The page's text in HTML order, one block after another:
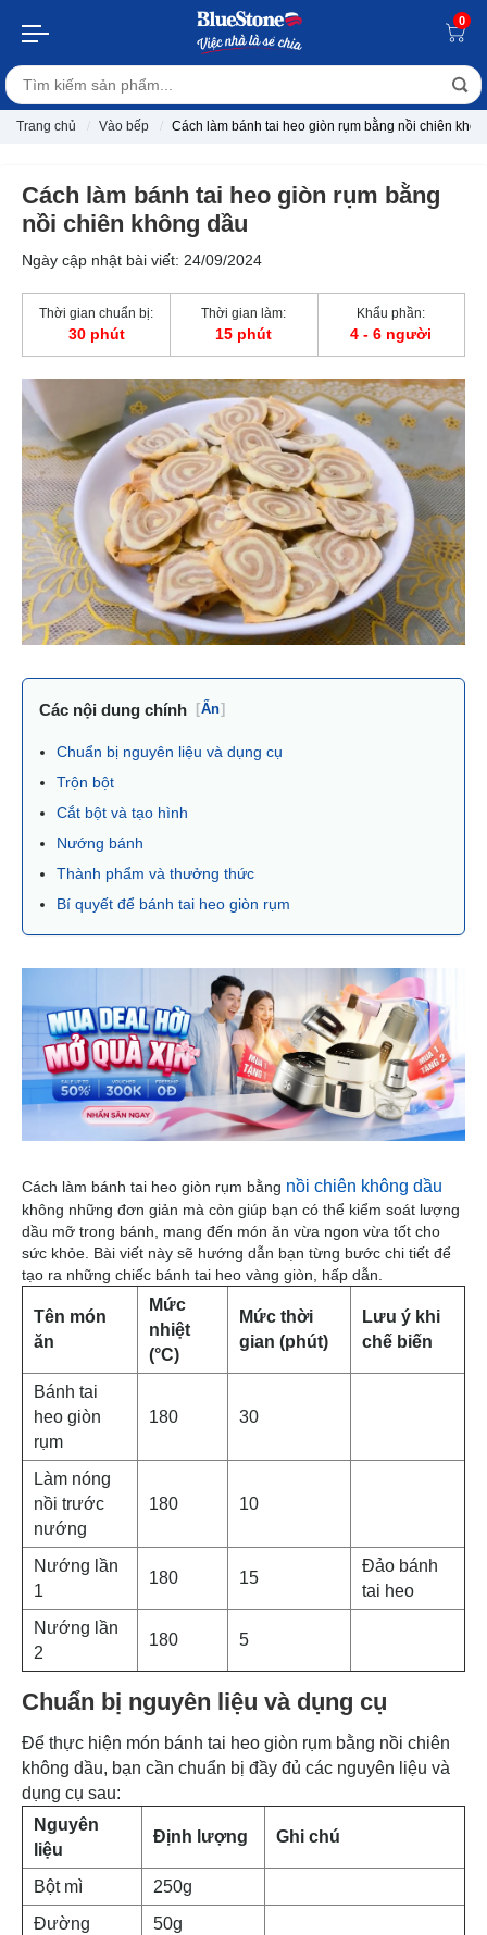
0
Trang chủ Vào bếp Cách làm bánh tai heo giòn rụm bằng nồi chiên
Cách làm bánh tai heo giòn rụm bằng
nồi chiên không dầu
Ngày cập nhật bài viết: 24/09/2024
Thời gian chuẩn bị:
30 phút
Thời gian làm:
15 phút
Khẩu phần:
4 - 6 người
Các nội dung chính [Ẩn]
Chuẩn bị nguyên liệu và dụng cụ
Trộn bột
Cắt bột và tạo hình
Nướng bánh
Thành phẩm và thưởng thức
Bí quyết để bánh tai heo giòn rụm
Cách làm bánh tai heo giòn rụm bằng nồi chiên không dầu
không những đơn giản mà còn giúp bạn có thể kiểm soát lượng
dầu mỡ trong bánh, mang đến món ăn vừa ngon vừa tốt cho
sức khỏe. Bài viết này sẽ hướng dẫn bạn từng bước chi tiết để
tạo ra những chiếc bánh tai heo vàng giòn, hấp dẫn.
Tên món
ăn
Mức
nhiệt
(°C)
Mức thời
gian (phút)
Lưu ý khi
chế biến
Bánh tai
heo giòn
rụm
180 30
Làm nóng
nồi trước
nướng
180 10
Nướng lần
1
180 15
Đảo bánh
tai heo
Nướng lần
2
180 5
Chuẩn bị nguyên liệu và dụng cụ
Để thực hiện món bánh tai heo giòn rụm bằng nồi chiên
không dầu, bạn cần chuẩn bị đầy đủ các nguyên liệu và
dụng cụ sau:
Nguyên
liệu
Định lượng Ghi chú
Bột mì
250g
Đường
50g